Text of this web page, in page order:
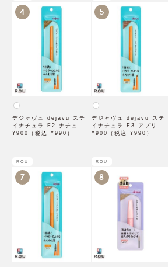
4
デジャヴュ dejavu ステ
イナチュラ F2 ナチュラル
ブラウン【アイブロウ】
¥900（税込 ¥990）
5
デジャヴュ dejavu ステ
イナチュラ F3 アプリコッ
トブラウン【アイブロウ】
¥900（税込 ¥990）
ROU
7
ROU
8